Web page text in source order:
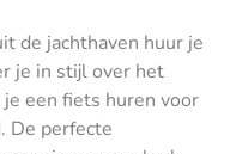
de jachthaven huur je
je in stijl over het
een fiets huren voor
De perfecte